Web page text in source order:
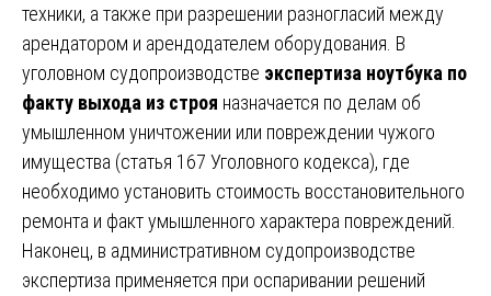
техники, а также при разрешении разногласий между
арендатором и арендодателем оборудования. В
уголовном судопроизводстве экспертиза ноутбука по
факту выхода из строя назначается по делам об
умышленном уничтожении или повреждении чужого
имущества (статья 167 Уголовного кодекса), где
необходимо установить стоимость восстановительного
ремонта и факт умышленного характера повреждений.
Наконец, в административном судопроизводстве
экспертиза применяется при оспаривании решений